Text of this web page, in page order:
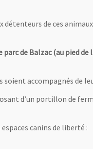
de ces
de Balzac (au pied
accompagnés de
d’un portillon de
canins de liberté :